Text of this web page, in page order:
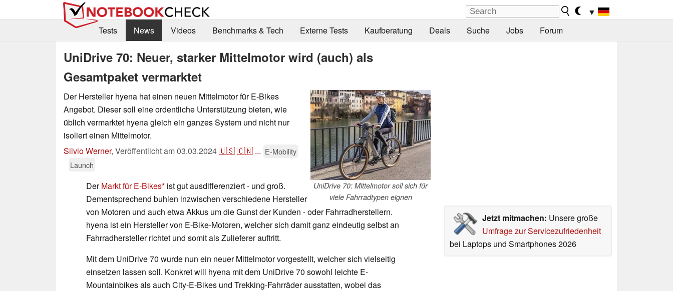
▼
Tests
News Videos Benchmarks & Tech Externe Tests Kaufberatung Deals Suche Jobs Forum
UniDrive 70: Neuer, starker Mittelmotor wird (auch) als
Gesamtpaket vermarktet
UniDrive 70: Mittelmotor soll sich für
viele Fahrradtypen eignen
Der Hersteller hyena hat einen neuen Mittelmotor für E-Bikes
Angebot. Dieser soll eine ordentliche Unterstützung bieten, wie
üblich vermarktet hyena gleich ein ganzes System und nicht nur
isoliert einen Mittelmotor.
Silvio Werner, Veröffentlicht am03.03.2024🇺🇸🇨🇳 ... E-Mobility
Launch
Jetzt mitmachen: Unsere große
Umfrage zur Servicezufriedenheit
bei Laptops und Smartphones 2026
DerMarkt für E-Bikes ist gut ausdifferenziert - und groß.
Dementsprechend buhlen inzwischen verschiedene Hersteller
von Motoren und auch etwa Akkus um die Gunst der Kunden - oder Fahrradherstellern.
hyena ist ein Hersteller von E-Bike-Motoren, welcher sich damit ganz eindeutig selbst an
Fahrradhersteller richtet und somit als Zulieferer auftritt.
Mit dem UniDrive 70 wurde nun ein neuer Mittelmotor vorgestellt, welcher sich vielseitig
einsetzen lassen soll. Konkret will hyena mit dem UniDrive 70 sowohl leichte E-
Mountainbikes als auch City-E-Bikes und Trekking-Fahrräder ausstatten, wobei das